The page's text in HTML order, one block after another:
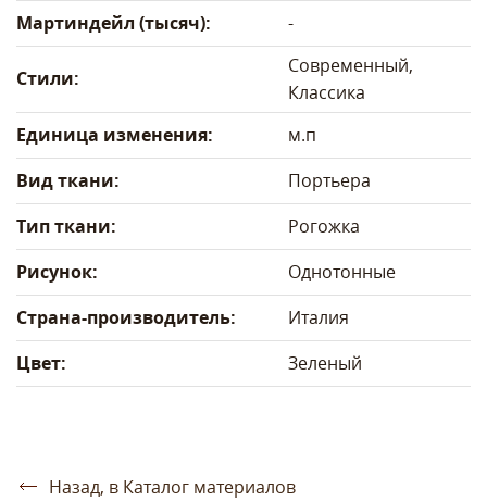
Мартиндейл (тысяч):
-
Стили:
Современный,
Классика
Единица изменения:
м.п
Вид ткани:
Портьера
Тип ткани:
Рогожка
Рисунок:
Однотонные
Страна-производитель:
Италия
Цвет:
Зеленый
Назад, в Каталог материалов